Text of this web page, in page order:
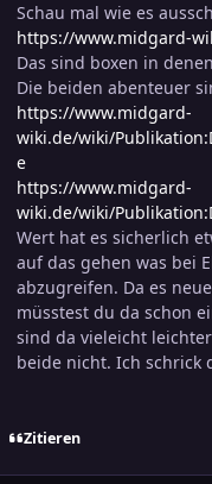
Schau mal wie es
https://www.midgard-
Das sind boxen in
Die beiden abenteuer
https://www.midgard-
wiki.de/wiki/
e
https://www.midgard-
wiki.de/wiki/
Wert hat es sicherlich
auf das gehen was bei
abzugreifen. Da es
müsstest du da schon
sind da vieleicht
beide nicht. Ich schrick
Zitieren